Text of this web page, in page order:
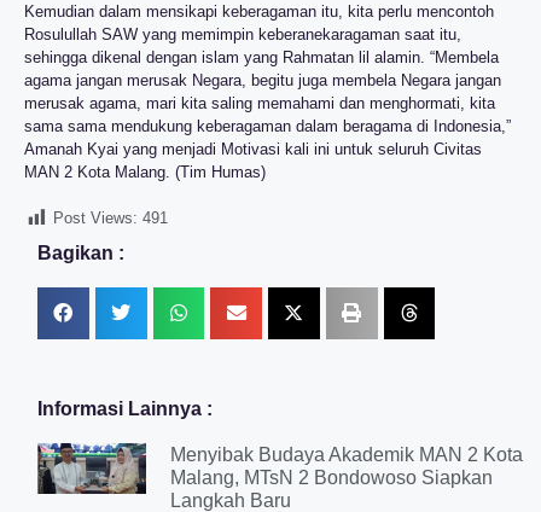
Kemudian dalam mensikapi keberagaman itu, kita perlu mencontoh
Rosulullah SAW yang memimpin keberanekaragaman saat itu,
sehingga dikenal dengan islam yang Rahmatan lil alamin. “Membela
agama jangan merusak Negara, begitu juga membela Negara jangan
merusak agama, mari kita saling memahami dan menghormati, kita
sama sama mendukung keberagaman dalam beragama di Indonesia,”
Amanah Kyai yang menjadi Motivasi kali ini untuk seluruh Civitas
MAN 2 Kota Malang. (Tim Humas)
Post Views: 491
Bagikan :
Informasi Lainnya :
Menyibak Budaya Akademik MAN 2 Kota
Malang, MTsN 2 Bondowoso Siapkan
Langkah Baru